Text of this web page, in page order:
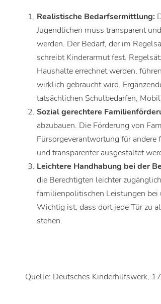
Realistische Bedarfsermittlung:
Jugendlichen muss transparent
werden. Der Bedarf, der im
schreibt Kinderarmut fest.
Haushalte errechnet werden,
wirklich gebraucht wird.
tatsächlichen Schulbedarfen,
Sozial gerechtere
abzubauen. Die Förderung von
Fürsorgeverantwortung für
und transparenter ausgestaltet
Leichtere Handhabung bei der
die Berechtigten leichter
familienpolitischen Leistungen bei
Wichtig ist, dass dort jede Tür zu
stehen.
Quelle: Deutsches Kinderhilfswerk,